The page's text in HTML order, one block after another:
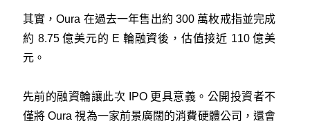
其實，Oura 在過去一年售出約 300 萬枚戒指並完成
約 8.75 億美元的 E 輪融資後，估值接近 110 億美
元。
先前的融資輪讓此次 IPO 更具意義。公開投資者不
僅將 Oura 視為一家前景廣闊的消費硬體公司，還會